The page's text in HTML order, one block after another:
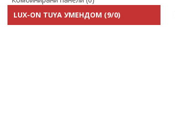
LUX-ON TUYA УМЕНДОМ (9/0)